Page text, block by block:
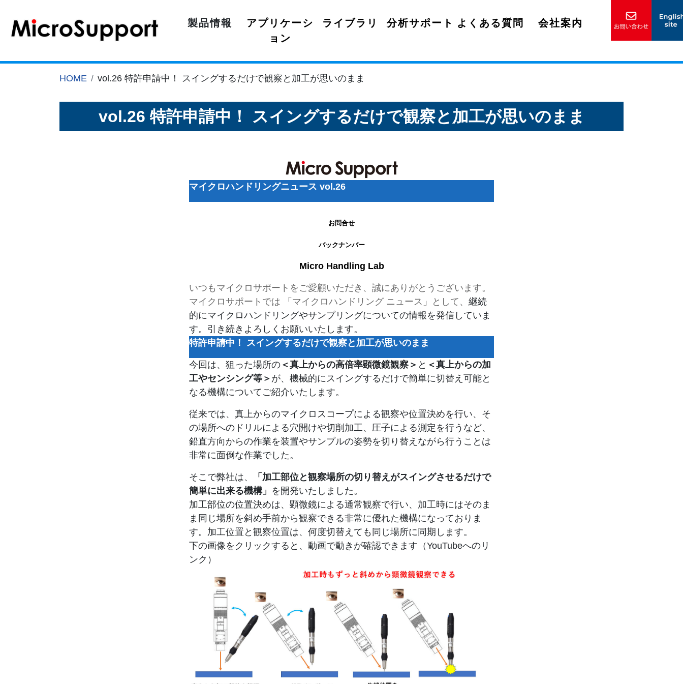
製品情報
アプリケーシ
ョン
ライブラリ 分析サポート よくある質問 会社案内
HOME vol.26 特許申請中！ スイングするだけで観察と加工が思いのまま
vol.26 特許申請中！ スイングするだけで観察と加工が思いのまま
マイクロハンドリングニュース vol.26
お問合せ
バックナンバー
Micro Handling Lab
いつもマイクロサポートをご愛顧いただき、誠にありがとうございます。
マイクロサポートでは 「マイクロハンドリング ニュース」として、 継続
的にマイクロハンドリングやサンプリングについての情報を発信していま
す。引き続きよろしくお願いいたします。
特許申請中！ スイングするだけで観察と加工が思いのまま
今回は、狙った場所の ＜真上からの高倍率顕微鏡観察＞ と ＜真上からの加
工やセンシング等＞ が、機械的にスイングするだけで簡単に切替え可能と
なる機構についてご紹介いたします。
従来では、真上からのマイクロスコープによる観察や位置決めを行い、そ
の場所へのドリルによる穴開けや切削加工、圧子による測定を行うなど、
鉛直方向からの作業を装置やサンプルの姿勢を切り替えながら行うことは
非常に面倒な作業でした。
そこで弊社は、
「加工部位と観察場所の切り替えがスイングさせるだけで
簡単に出来る機構」 を開発いたしました。
加工部位の位置決めは、顕微鏡による通常観察で行い、加工時にはそのま
ま同じ場所を斜め手前から観察できる非常に優れた機構になっておりま
す。加工位置と観察位置は、何度切替えても同じ場所に同期します。
下の画像をクリックすると、動画で動きが確認できます（YouTubeへのリ
ンク）